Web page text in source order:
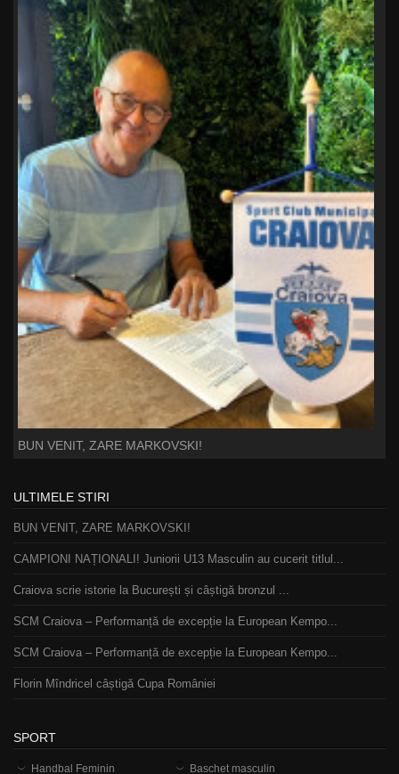
BUN VENIT, ZARE MARKOVSKI!
ULTIMELE STIRI
BUN VENIT, ZARE MARKOVSKI!
CAMPIONI NAȚIONALI! Juniorii U13 Masculin au cucerit titlul...
Craiova scrie istorie la București și câștigă bronzul ...
SCM Craiova – Performanță de excepție la European Kempo...
SCM Craiova – Performanță de excepție la European Kempo...
Florin Mîndricel câștigă Cupa României
SPORT
Handbal Feminin Baschet masculin